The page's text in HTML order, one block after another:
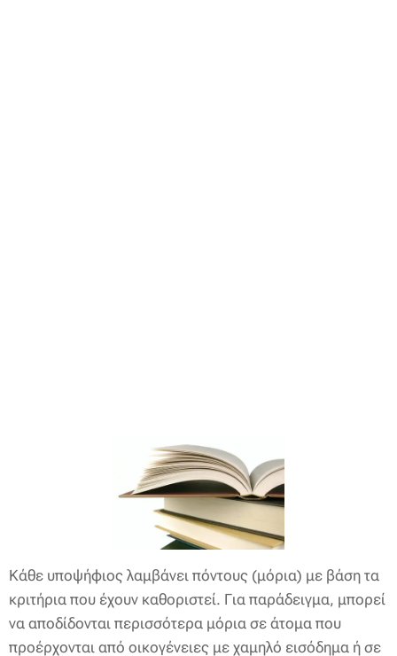
Κάθε υποψήφιος λαμβάνει πόντους (μόρια) με βάση τα
κριτήρια που έχουν καθοριστεί. Για παράδειγμα, μπορεί
να αποδίδονται περισσότερα μόρια σε άτομα που
προέρχονται από οικογένειες με χαμηλό εισόδημα ή σε